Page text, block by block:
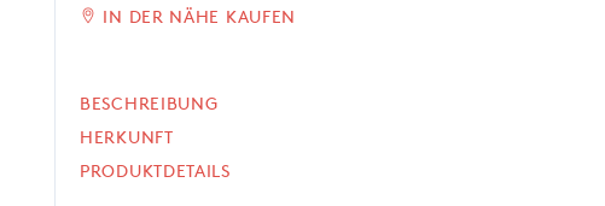
170 g
SOFORT VERFÜGBAR
19,90 €
IN DER NÄHE KAUFEN
BESCHREIBUNG
HERKUNFT
PRODUKTDETAILS